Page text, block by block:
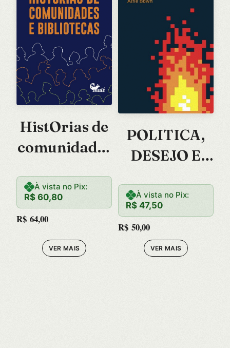
HistOrias de
comunidades
À vista no Pix:
R$ 60,80
R$ 64,00
VER MAIS
POLITICA,
DESEJO E
: THE
PLAYSTATI
ON
DREAMWOR
À vista no Pix:
R$ 47,50
R$ 50,00
VER MAIS